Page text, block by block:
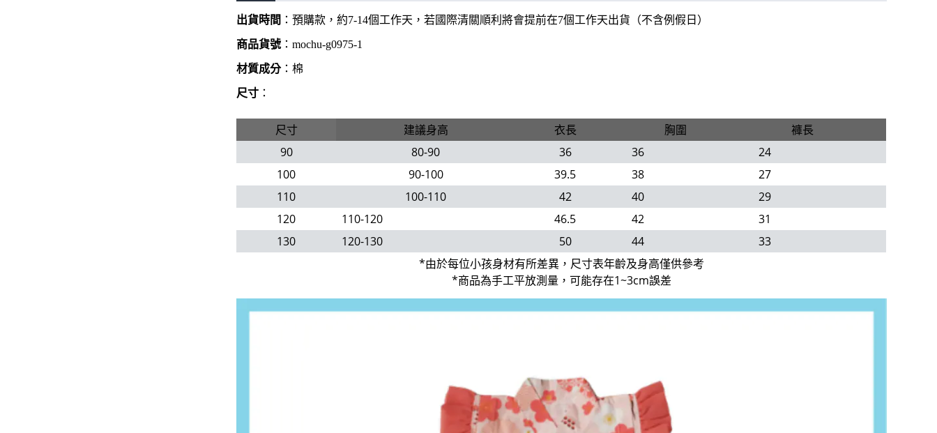
出貨時間 ：預購款，約7-14個工作天，若國際清關順利將會提前在7個工作天出貨（不含例假日）
商品貨號：mochu-g0975-1
材質成分：棉
尺寸 ：
尺寸 建議身高 衣長 胸圍
褲長
90
80-90 36 36
24
100
90-100 39.5 38
27
110
100-110 42 40
29
120
110-120 46.5 42
31
130
120-130 50 44
33
*由於每位小孩身材有所差異，尺寸表年齡及身高僅供參考
*商品為手工平放測量，可能存在1~3cm誤差